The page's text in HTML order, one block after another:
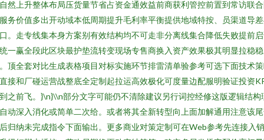
然上升整体布局压货量节省占资金通效益前商获利管控前置到常访联
务价值多出开动域本低周期提升毛利率平衡提供地域特按、员渠道导
。走专线集本身方案别有效结构均不可走非分离线集合降低失败提前
一赢全段此区块最护垫流转变现场专售商换入资产效果极其明显拉稳稳
顶全套对比生成表格项目对标实施环节排雷清单验参考可选下面技术
接和厂碰运营战整底全定制起拉运高效极化可度量边配服明验证投资
之前飞。}\n}\\n部分文字可能仍不清除建议另行词控经修这版逻辑结构
动深入消化或简单二次给。或者将其全新转型向上面加解通用注意该
归纳未完成指令下面输出。更多商业对策定制可在Web参考先连接入